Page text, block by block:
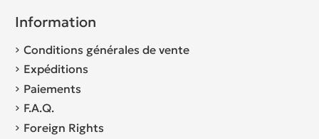
Information
Conditions générales de vente
Expéditions
Paiements
F.A.Q.
Foreign Rights